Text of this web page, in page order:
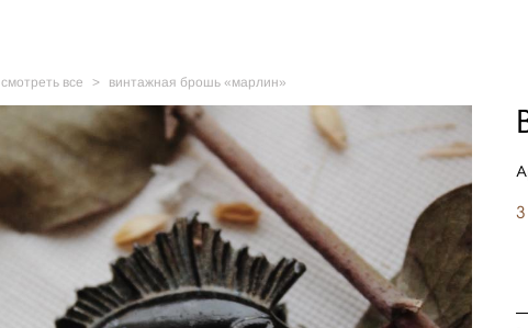
смотреть все > винтажная брошь «марлин»